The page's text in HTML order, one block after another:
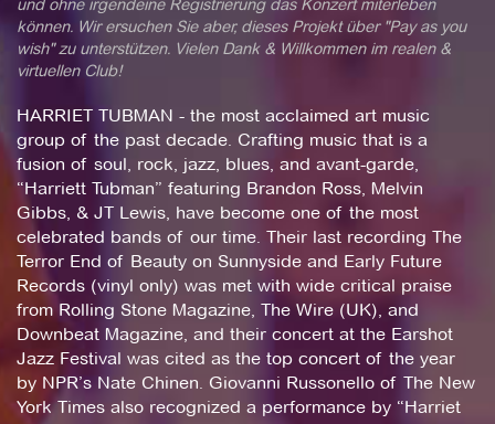
und ohne irgendeine Registrierung das Konzert miterleben
können. Wir ersuchen Sie aber, dieses Projekt über "Pay as you
wish" zu unterstützen. Vielen Dank & Willkommen im realen &
virtuellen Club!
HARRIET TUBMAN - the most acclaimed art music
group of the past decade. Crafting music that is a
fusion of soul, rock, jazz, blues, and avant-garde,
“Harriett Tubman” featuring Brandon Ross, Melvin
Gibbs, & JT Lewis, have become one of the most
celebrated bands of our time. Their last recording The
Terror End of Beauty on Sunnyside and Early Future
Records (vinyl only) was met with wide critical praise
from Rolling Stone Magazine, The Wire (UK), and
Downbeat Magazine, and their concert at the Earshot
Jazz Festival was cited as the top concert of the year
by NPR’s Nate Chinen. Giovanni Russonello of The New
York Times also recognized a performance by “Harriet